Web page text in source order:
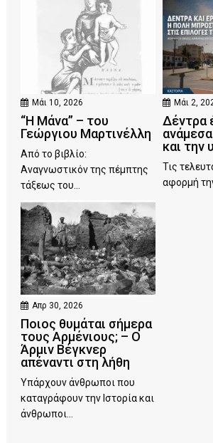
Μάι 10, 2026
“Η Μάνα” – του
Γεώργιου Μαρτινέλλη
Από το βιβλίο:
Αναγνωστικόν της πέμπτης
τάξεως του...
Μάι 2,
Δέντρα
και την
Τις
αφορμή
Απρ 30, 2026
Ποιος θυμάται σήμερα
τους Αρμένιους; – Ο
Άρμιν Βέγκνερ
απέναντι στη λήθη
Υπάρχουν άνθρωποι που
καταγράφουν την Ιστορία και
άνθρωποι...